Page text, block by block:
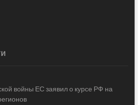
войны ЕС заявил о курсе РФ на